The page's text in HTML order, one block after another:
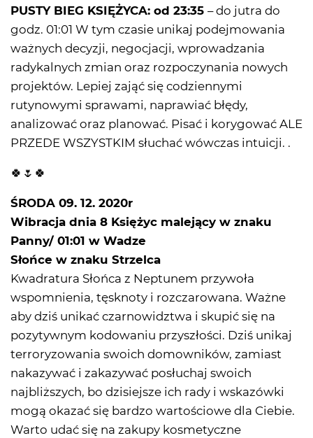
PUSTY BIEG KSIĘŻYCA: od 23:35 – do jutra do
godz. 01:01 W tym czasie unikaj podejmowania
ważnych decyzji, negocjacji, wprowadzania
radykalnych zmian oraz rozpoczynania nowych
projektów. Lepiej zająć się codziennymi
rutynowymi sprawami, naprawiać błędy,
analizować oraz planować. Pisać i korygować ALE
PRZEDE WSZYSTKIM słuchać wówczas intuicji. .
🍀🌷🍀
ŚRODA 09. 12. 2020r
Wibracja dnia 8 Księżyc malejący w znaku
Panny/ 01:01 w Wadze
Słońce w znaku Strzelca
Kwadratura Słońca z Neptunem przywoła
wspomnienia, tęsknoty i rozczarowana. Ważne
aby dziś unikać czarnowidztwa i skupić się na
pozytywnym kodowaniu przyszłości. Dziś unikaj
terroryzowania swoich domowników, zamiast
nakazywać i zakazywać posłuchaj swoich
najbliższych, bo dzisiejsze ich rady i wskazówki
mogą okazać się bardzo wartościowe dla Ciebie.
Warto udać się na zakupy kosmetyczne